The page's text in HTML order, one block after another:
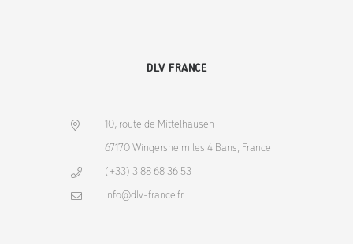
DLV FRANCE
10, route de Mittelhausen
67170 Wingersheim les 4 Bans, France
(+33) 3 88 68 36 53
info@dlv-france.fr